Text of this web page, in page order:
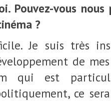
Pouvez-vous
?
Je suis très
de
est
ce